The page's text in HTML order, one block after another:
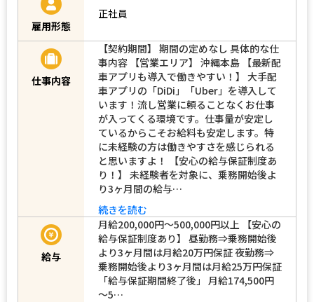
雇用形態
正社員
仕事内容
【契約期間】 期間の定めなし 具体的な仕
事内容 【営業エリア】 沖縄本島 【最新配
車アプリも導入で働きやすい！】 大手配
車アプリの「DiDi」「Uber」を導入して
います！流し営業に頼ることなくお仕事
が入ってくる環境です。仕事量が安定し
ているからこそお給料も安定します。特
に未経験の方は働きやすさを感じられる
と思いますよ！ 【安心の給与保証制度あ
り！】 未経験者を対象に、乗務開始後よ
り3ヶ月間の給与…
続きを読む
給与
月給200,000円～500,000円以上 【安心の
給与保証制度あり】 昼勤務⇒乗務開始後
より3ヶ月間は月給20万円保証 夜勤務⇒
乗務開始後より3ヶ月間は月給25万円保証
「給与保証期間終了後」 月給174,500円
～5…